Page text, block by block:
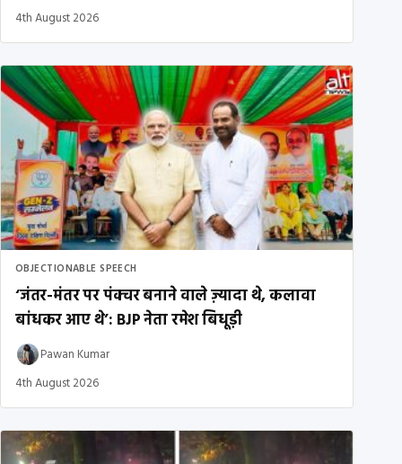
4th August 2026
OBJECTIONABLE SPEECH
‘जंतर-मंतर पर पंक्चर बनाने वाले ज़्यादा थे, कलावा
बांधकर आए थे’: BJP नेता रमेश बिधूड़ी
Pawan Kumar
4th August 2026